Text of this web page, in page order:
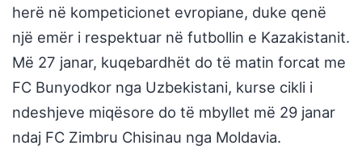
herë në kompeticionet evropiane, duke qenë
një emër i respektuar në futbollin e Kazakistanit.
Më 27 janar, kuqebardhët do të matin forcat me
FC Bunyodkor nga Uzbekistani, kurse cikli i
ndeshjeve miqësore do të mbyllet më 29 janar
ndaj FC Zimbru Chisinau nga Moldavia.